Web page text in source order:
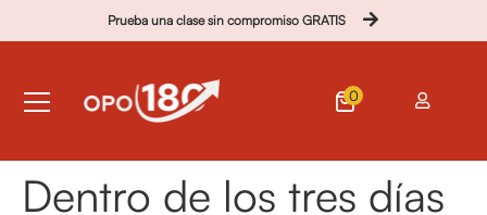
Prueba una clase sin compromiso GRATIS
0
Dentro de los tres días